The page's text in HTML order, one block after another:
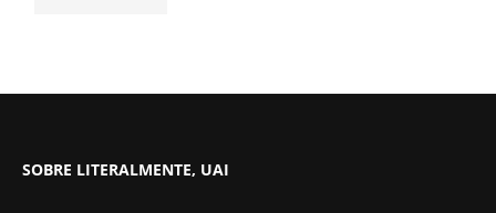
SOBRE LITERALMENTE, UAI